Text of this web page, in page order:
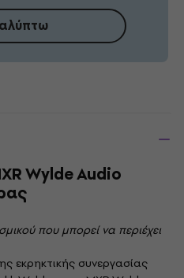
Wylde Audio
που μπορεί να περιέχει
εκρηκτικής συνεργασίας